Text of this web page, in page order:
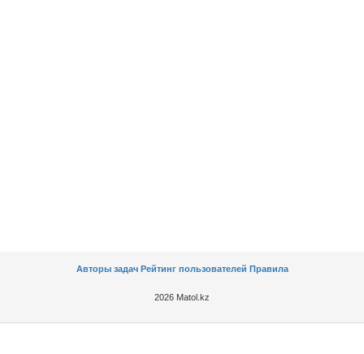
Авторы задач Рейтинг пользователей Правила
2026 Matol.kz